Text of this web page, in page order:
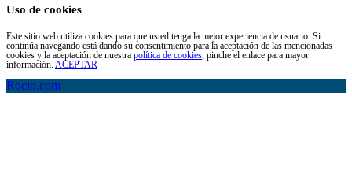
Uso de cookies
Este sitio web utiliza cookies para que usted tenga la mejor experiencia de usuario. Si
continúa navegando está dando su consentimiento para la aceptación de las mencionadas
cookies y la aceptación de nuestra política de cookies, pinche el enlace para mayor
información. ACEPTAR
Rocio.com